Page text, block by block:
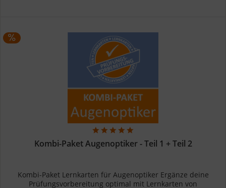
Kombi-Paket Augenoptiker - Teil 1 + Teil 2
Kombi-Paket Lernkarten für Augenoptiker Ergänze deine
Prüfungsvorbereitung optimal mit Lernkarten von